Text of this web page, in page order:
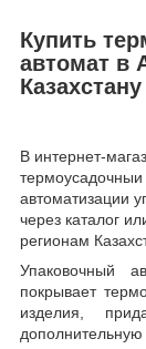
Купить
автомат в
Казахстану
В интернет-
автоматизации
через каталог
регионам
Упаковочный
покрывает
изделия,
дополнительную